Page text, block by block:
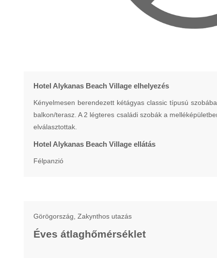
Hotel Alykanas Beach Village elhelyezés
Kényelmesen berendezett kétágyas classic típusú
balkon/terasz. A 2 légteres családi szobák a
elválasztottak.
Hotel Alykanas Beach Village ellátás
Félpanzió
Görögország, Zakynthos utazás
Éves átlaghőmérséklet